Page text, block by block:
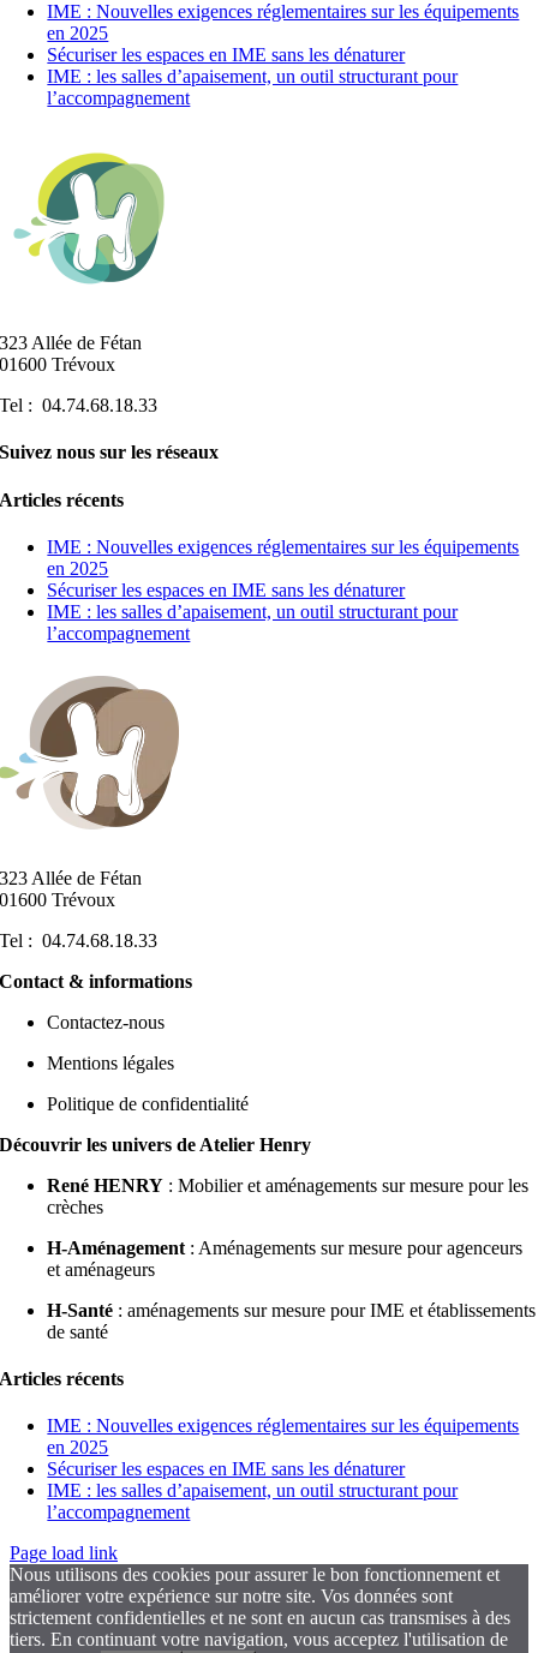
IME : Nouvelles exigences réglementaires sur les équipements
en 2025
Sécuriser les espaces en IME sans les dénaturer
IME : les salles d’apaisement, un outil structurant pour
l’accompagnement
323 Allée de Fétan
01600 Trévoux
Tel : 04.74.68.18.33
Suivez nous sur les réseaux
Articles récents
IME : Nouvelles exigences réglementaires sur les équipements
en 2025
Sécuriser les espaces en IME sans les dénaturer
IME : les salles d’apaisement, un outil structurant pour
l’accompagnement
323 Allée de Fétan
01600 Trévoux
Tel : 04.74.68.18.33
Contact & informations
Contactez-nous
Mentions légales
Politique de confidentialité
Découvrir les univers de Atelier Henry
René HENRY : Mobilier et aménagements sur mesure pour les
crèches
H-Aménagement : Aménagements sur mesure pour agenceurs
et aménageurs
H-Santé : aménagements sur mesure pour IME et établissements
de santé
Articles récents
IME : Nouvelles exigences réglementaires sur les équipements
en 2025
Sécuriser les espaces en IME sans les dénaturer
IME : les salles d’apaisement, un outil structurant pour
l’accompagnement
Page load link
Nous utilisons des cookies pour assurer le bon fonctionnement et
améliorer votre expérience sur notre site. Vos données sont
strictement confidentielles et ne sont en aucun cas transmises à des
tiers. En continuant votre navigation, vous acceptez l'utilisation de